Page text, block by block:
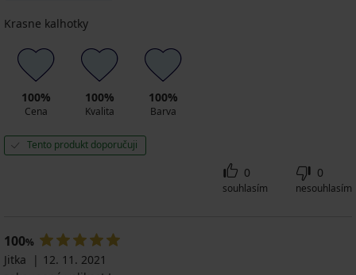
Krasne kalhotky
100%
Cena
100%
Kvalita
100%
Barva
Tento produkt doporučuji
0
souhlasím
0
nesouhlasím
100%
Jitka
12. 11. 2021